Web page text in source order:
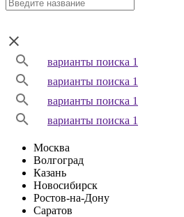
варианты поиска 1
варианты поиска 1
варианты поиска 1
варианты поиска 1
Москва
Волгоград
Казань
Новосибирск
Ростов-на-Дону
Саратов